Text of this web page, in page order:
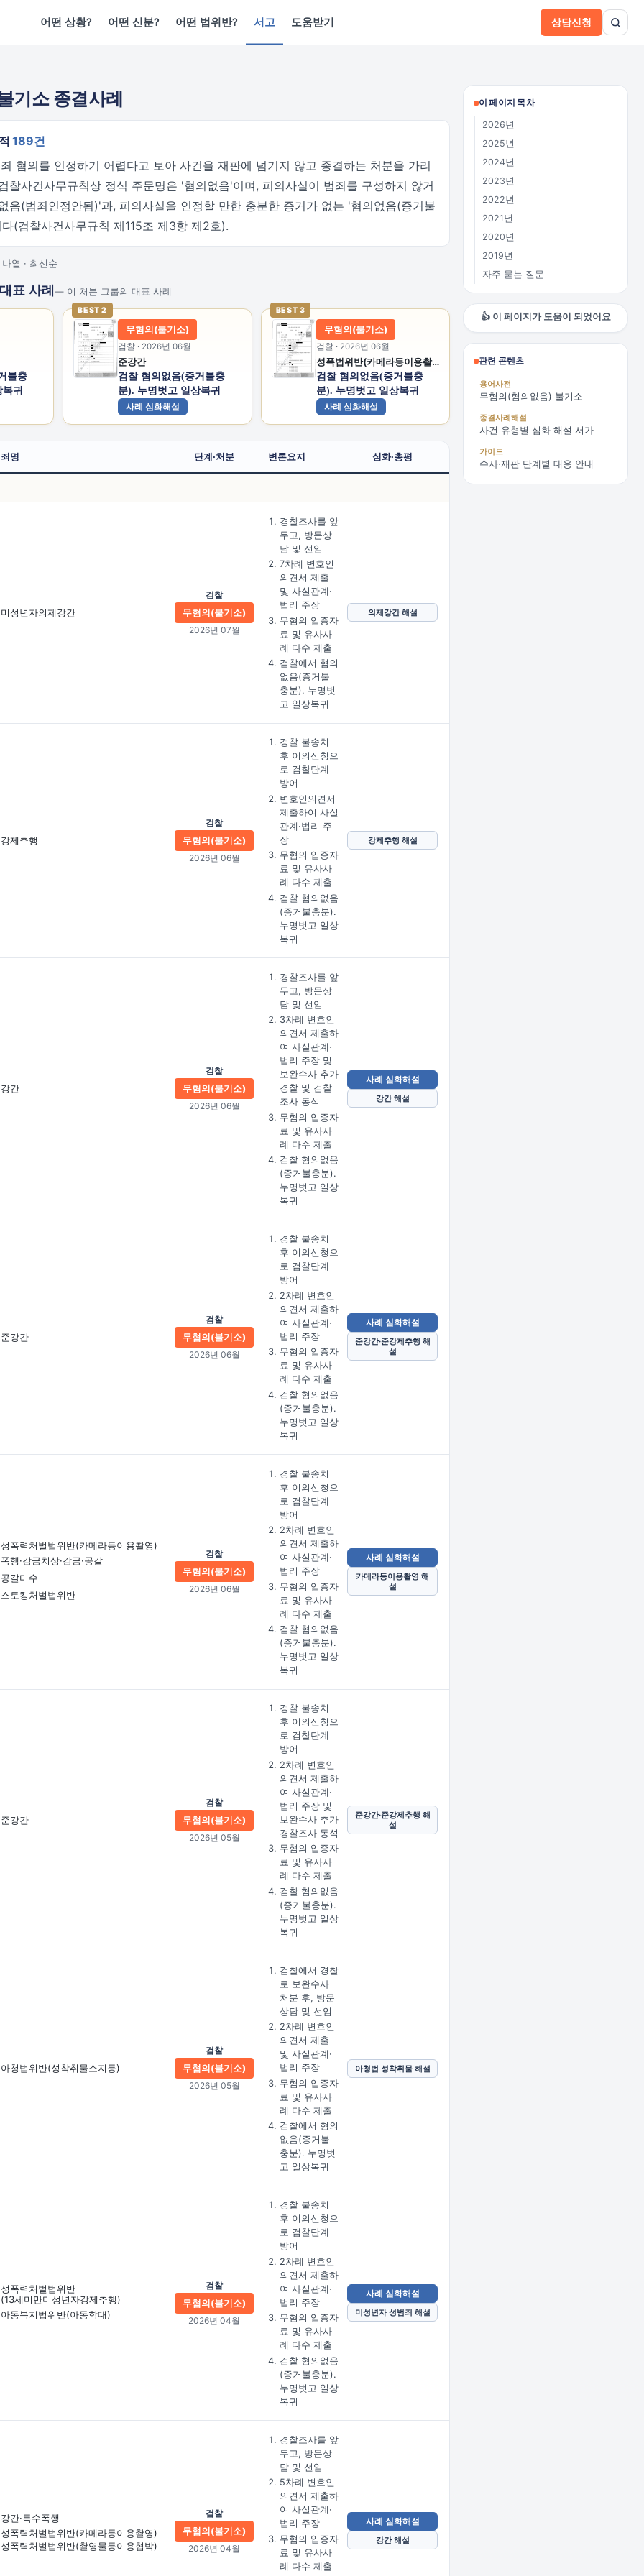
어떤 상황? 어떤 신분? 어떤 법위반? 서고 도움받기 상담신청
기소 종결사례
189건
혐의를 인정하기 어렵다고 보아 사건을 재판에 넘기지 않고 종결하는 처분을 가리
찰사건사무규칙상 정식 주문명은 '혐의없음'이며, 피의사실이 범죄를 구성하지 않거
음(범죄인정안됨)'과, 피의사실을 인정할 만한 충분한 증거가 없는 '혐의없음(증거불
(검찰사건사무규칙 제115조 제3항 제2호).
열 · 최신순
표 사례 — 이 처분 그룹의 대표 사례
불충
귀
BEST 2
무혐의(불기소)
검찰 · 2026년 06월
준강간
검찰 혐의없음(증거불충
분). 누명벗고 일상복귀
사례 심화해설
BEST 3
무혐의(불기소)
검찰 · 2026년 06월
성폭법위반(카메라등이용촬영) 폭행 감금치상 감금 공갈 공갈미수 스토킹처벌법위반
검찰 혐의없음(증거불충
분). 누명벗고 일상복귀
사례 심화해설
죄명 단계·처분 변론요지 심화·총평
미성년자의제강간
검찰
무혐의(불기소)
2026년 07월
경찰조사를 앞
두고, 방문상
담 및 선임
7차례 변호인
의견서 제출
및 사실관계·
법리 주장
무혐의 입증자
료 및 유사사
례 다수 제출
검찰에서 혐의
없음(증거불
충분). 누명벗
고 일상복귀
의제강간 해설
강제추행
검찰
무혐의(불기소)
2026년 06월
경찰 불송치
후 이의신청으
로 검찰단계
방어
변호인의견서
제출하여 사실
관계·법리 주
장
무혐의 입증자
료 및 유사사
례 다수 제출
검찰 혐의없음
(증거불충분).
누명벗고 일상
복귀
강제추행 해설
강간
검찰
무혐의(불기소)
2026년 06월
경찰조사를 앞
두고, 방문상
담 및 선임
3차례 변호인
의견서 제출하
여 사실관계·
법리 주장 및
보완수사 추가
경찰 및 검찰
조사 동석
무혐의 입증자
료 및 유사사
례 다수 제출
검찰 혐의없음
(증거불충분).
누명벗고 일상
복귀
사례 심화해설
강간 해설
준강간
검찰
무혐의(불기소)
2026년 06월
경찰 불송치
후 이의신청으
로 검찰단계
방어
2차례 변호인
의견서 제출하
여 사실관계·
법리 주장
무혐의 입증자
료 및 유사사
례 다수 제출
검찰 혐의없음
(증거불충분).
누명벗고 일상
복귀
사례 심화해설
준강간·준강제추행 해
설
성폭력처벌법위반(카메라등이용촬영)
폭행·감금치상·감금·공갈
공갈미수
스토킹처벌법위반
검찰
무혐의(불기소)
2026년 06월
경찰 불송치
후 이의신청으
로 검찰단계
방어
2차례 변호인
의견서 제출하
여 사실관계·
법리 주장
무혐의 입증자
료 및 유사사
례 다수 제출
검찰 혐의없음
(증거불충분).
누명벗고 일상
복귀
사례 심화해설
카메라등이용촬영 해
설
준강간
검찰
무혐의(불기소)
2026년 05월
경찰 불송치
후 이의신청으
로 검찰단계
방어
2차례 변호인
의견서 제출하
여 사실관계·
법리 주장 및
보완수사 추가
경찰조사 동석
무혐의 입증자
료 및 유사사
례 다수 제출
검찰 혐의없음
(증거불충분).
누명벗고 일상
복귀
준강간·준강제추행 해
설
아청법위반(성착취물소지등)
검찰
무혐의(불기소)
2026년 05월
검찰에서 경찰
로 보완수사
처분 후, 방문
상담 및 선임
2차례 변호인
의견서 제출
및 사실관계·
법리 주장
무혐의 입증자
료 및 유사사
례 다수 제출
검찰에서 혐의
없음(증거불
충분). 누명벗
고 일상복귀
아청법 성착취물 해설
성폭력처벌법위반
(13세미만미성년자강제추행)
아동복지법위반(아동학대)
검찰
무혐의(불기소)
2026년 04월
경찰 불송치
후 이의신청으
로 검찰단계
방어
2차례 변호인
의견서 제출하
여 사실관계·
법리 주장
무혐의 입증자
료 및 유사사
례 다수 제출
검찰 혐의없음
(증거불충분).
누명벗고 일상
복귀
사례 심화해설
미성년자 성범죄 해설
강간·특수폭행
성폭력처벌법위반(카메라등이용촬영)
성폭력처벌법위반(촬영물등이용협박)
검찰
무혐의(불기소)
2026년 04월
경찰조사를 앞
두고, 방문상
담 및 선임
5차례 변호인
의견서 제출하
여 사실관계·
법리 주장
무혐의 입증자
료 및 유사사
례 다수 제출
사례 심화해설
강간 해설
이 페이지 목차
2026년
2025년
2024년
2023년
2022년
2021년
2020년
2019년
자주 묻는 질문
👍 이 페이지가 도움이 되었어요
관련 콘텐츠
용어사전
무혐의(혐의없음) 불기소
종결사례해설
사건 유형별 심화 해설 서가
가이드
수사·재판 단계별 대응 안내